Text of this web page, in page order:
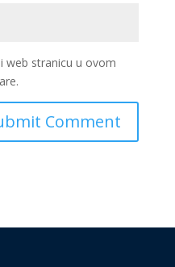
web stranicu u ovom